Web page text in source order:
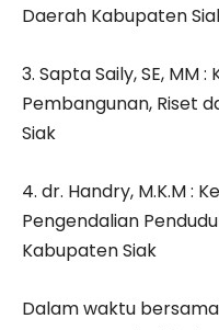
Daerah Kabupaten
3. Sapta Saily, SE, MM
Pembangunan, Riset
Siak
4. dr. Handry, M.K.M :
Pengendalian
Kabupaten Siak
Dalam waktu